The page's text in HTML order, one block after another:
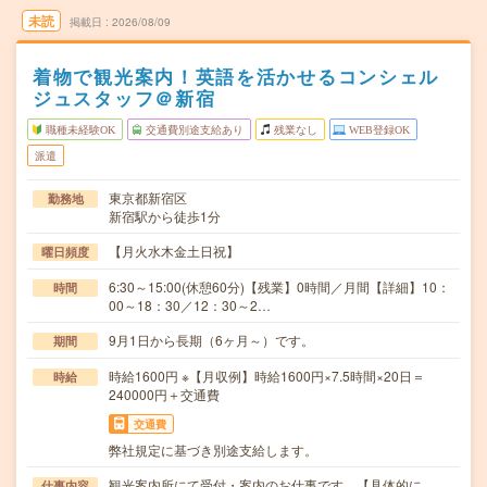
未読 掲載日 2026/08/09
着物で観光案内！英語を活かせるコンシェル
ジュスタッフ＠新宿
職種未経験OK 交通費別途支給あり 残業なし WEB登録OK
派遣
勤務地
東京都新宿区
新宿駅から徒歩1分
曜日頻度 【月火水木金土日祝】
時間
6:30～15:00(休憩60分)【残業】0時間／月間【詳細】10：
00～18：30／12：30～2…
期間 9月1日から長期（6ヶ月～）です。
時給
時給1600円 ※【月収例】時給1600円×7.5時間×20日＝
240000円＋交通費
交通費
弊社規定に基づき別途支給します。